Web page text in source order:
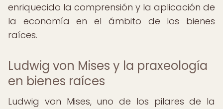
enriquecido la comprensión y la aplicación de
la economía en el ámbito de los bienes
raíces.
Ludwig von Mises y la praxeología
en bienes raíces
Ludwig von Mises, uno de los pilares de la